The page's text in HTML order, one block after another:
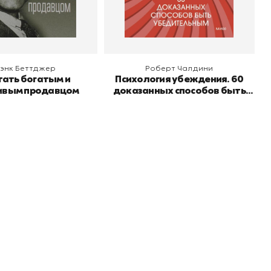
Беттджер
богатым и
продавцом
В корзину
Роберт Чалдини
Психология убеждения. 60
доказанных способов быть